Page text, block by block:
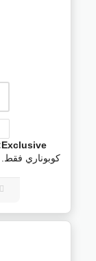
Exclusive:
كوبوناري فقط.